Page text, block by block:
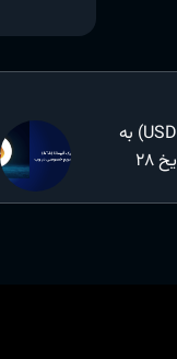
ارز دیجیتال یو اس دی سی (USDC) به
لیست ارزهای آریومکس در تاریخ 28